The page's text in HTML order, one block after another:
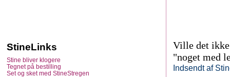
Ville det
"noget med
Indsendt af
StineLinks
Stine bliver klogere
Tegnet på bestilling
Set og sket med StineStregen